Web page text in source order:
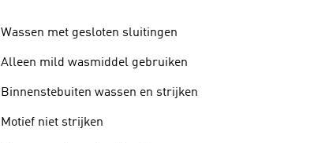
Wassen met gesloten sluitingen
Alleen mild wasmiddel gebruiken
Binnenstebuiten wassen en strijken
Motief niet strijken